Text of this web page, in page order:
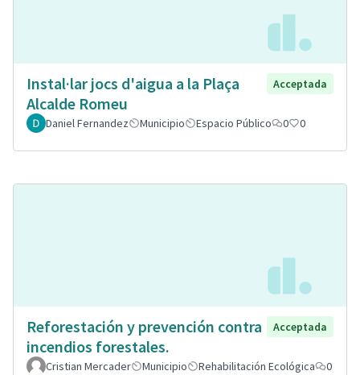
Instal·lar jocs d'aigua a la Plaça
Alcalde Romeu
Acceptada
Daniel Fernandez Municipio Espacio Público 0 0
Reforestación y prevención contra
incendios forestales.
Acceptada
Cristian Mercader Municipio Rehabilitación Ecológica
0